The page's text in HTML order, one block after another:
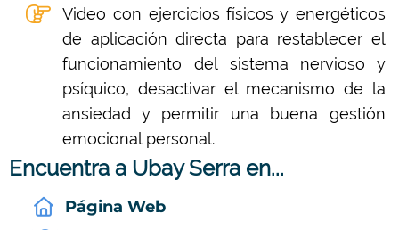
Video con ejercicios físicos y energéticos
de aplicación directa para restablecer el
funcionamiento del sistema nervioso y
psíquico, desactivar el mecanismo de la
ansiedad y permitir una buena gestión
emocional personal.
Encuentra a Ubay Serra en...
Página Web